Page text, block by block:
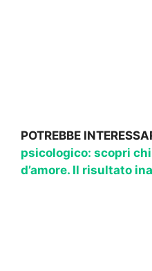
POTREBBE
psicologico: scopri
d’amore. Il risultato